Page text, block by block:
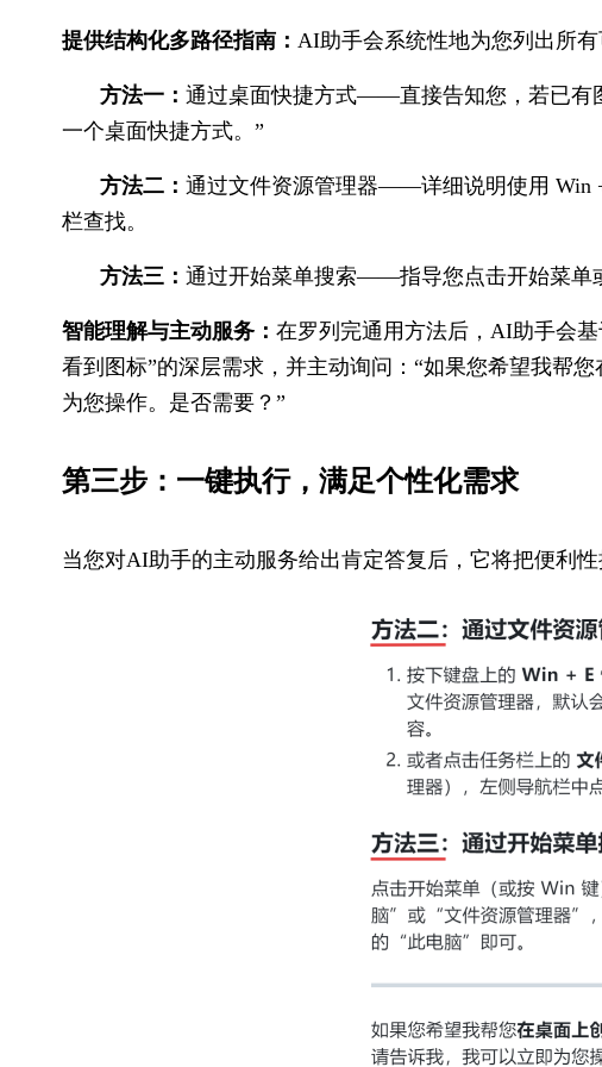
提供结构化多路径指南： AI助手会系统性地为您列出所
方法一： 通过桌面快捷方式——直接告知您，若已有
一个桌面快捷方式。”
方法二： 通过文件资源管理器——详细说明使用 Win
栏查找。
方法三： 通过开始菜单搜索——指导您点击开始菜单
智能理解与主动服务： 在罗列完通用方法后，AI助手会
看到图标”的深层需求，并主动询问：“如果您希望我帮
为您操作。是否需要？”
第三步：一键执行，满足个性化需求
当您对AI助手的主动服务给出肯定答复后，它将把便利性